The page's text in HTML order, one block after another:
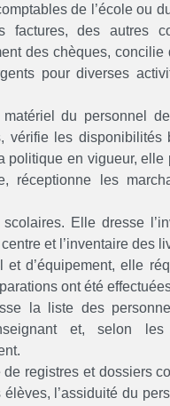
de l’école ou
factures, des autres
des chèques, concilie
pour diverses
du personnel
vérifie les disponibilités
politique en vigueur, elle
réceptionne les
Elle dresse
et l’inventaire des
d’équipement, elle
ont été
la liste des
et, selon
registres et dossiers
élèves, l’assiduité du